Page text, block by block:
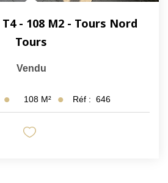
- 108 M2 - Tours Nord
Tours
Vendu
108 M² Réf : 646